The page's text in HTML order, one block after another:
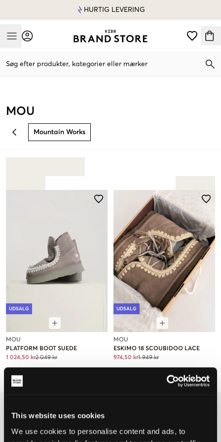
This website uses cookies
We use cookies to personalise content and ads, to
HURTIG LEVERING
Mobile Menu
Søg efter produkter, kategorier eller mærker
Brand MOU
Det legesyge varemærke Mou blev hurtigt hot takket være unikke
MOU
BACK Mountain Works
UDSALG
MOU
PLATFORM BOOT SUEDE
1 024,50 kr2 049 kr
UDSALG
MOU
ESKIMO 18 SCOUBIDOO LACE
974,50 kr1 949 kr